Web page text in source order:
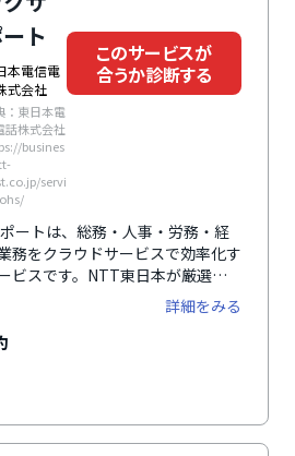
ト
本電信電
式会社
：東日本電
話株式会社
busines
servi
このサービスが
合うか診断する
ートは、総務・人事・労務・経
務をクラウドサービスで効率化す
ビスです。NTT東日本が厳選し
し、その設定や運用、トラブル対
ルプデスクが提供されます。これ
フィスのDX化を段階的に進め
詳細をみる